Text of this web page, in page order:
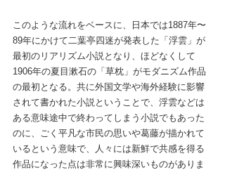
このような流れをベースに、日本では1887年〜
89年にかけて二葉亭四迷が発表した「浮雲」が
最初のリアリズム小説となり、ほどなくして
1906年の夏目漱石の「草枕」がモダニズム作品
の最初となる。共に外国文学や海外経験に影響
されて書かれた小説ということで、浮雲などは
ある意味途中で終わってしまう小説でもあった
のに、ごく平凡な市民の思いや葛藤が描かれて
いるという意味で、人々には新鮮で共感を得る
作品になった点は非常に興味深いものがありま